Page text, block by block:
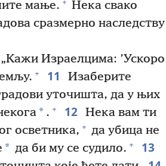
мање.
Нека свако
сразмерно наследству
„Кажи Израелцима: ’Ускоро
+ 11
Изаберите
уточишта, да у њих
* . + 12 Нека вам ти
осветника, + да убица не
* да би му се судило. + 13